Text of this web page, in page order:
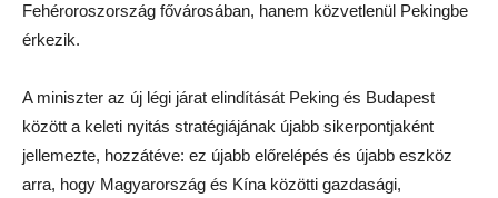
Fehéroroszország fővárosában, hanem közvetlenül Pekingbe
érkezik.
A miniszter az új légi járat elindítását Peking és Budapest
között a keleti nyitás stratégiájának újabb sikerpontjaként
jellemezte, hozzátéve: ez újabb előrelépés és újabb eszköz
arra, hogy Magyarország és Kína közötti gazdasági,